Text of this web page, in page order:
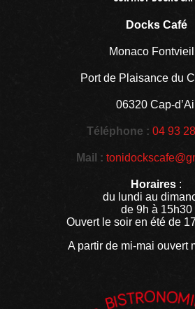
Docks Café
Monaco
Port de Plaisance du
06320 Cap-d’Ail
Téléphone : 04 93
Mail :
Horaires :
du lundi au
de 9h à 15h30
Ouvert le soir en été de
A partir de mi-mai ouvert